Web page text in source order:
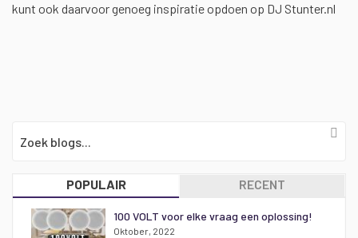
kunt ook daarvoor genoeg inspiratie opdoen op DJ Stunter.nl
POPULAIR
100 VOLT voor elke vraag een oplossing!
Oktober, 2022
RECENT